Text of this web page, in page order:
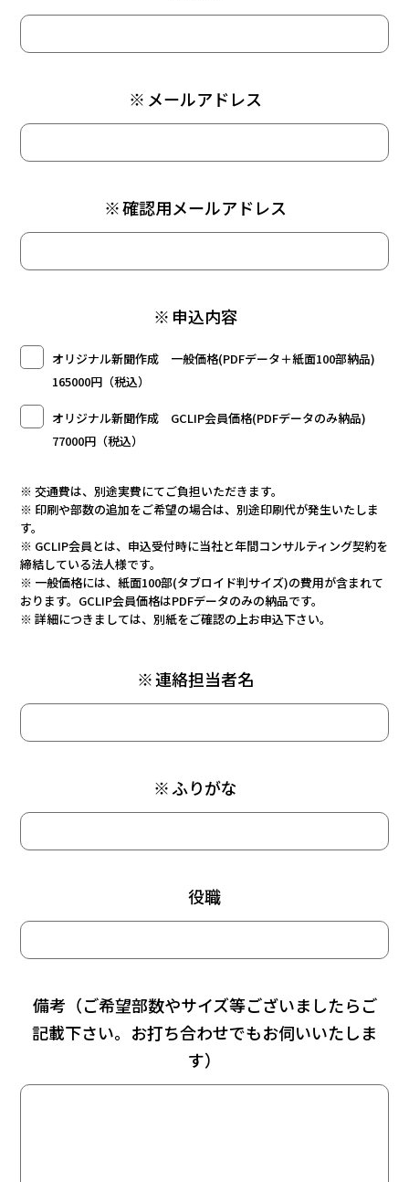
メールアドレス
※
確認用メールアドレス
※
申込内容
※
オリジナル新聞作成 一般価格(PDFデータ＋紙面100部納品)
165000円（税込）
オリジナル新聞作成 GCLIP会員価格(PDFデータのみ納品)
77000円（税込）
※ 交通費は、別途実費にてご負担いただきます。
※ 印刷や部数の追加をご希望の場合は、別途印刷代が発生いたしま
す。
※ GCLIP会員とは、申込受付時に当社と年間コンサルティング契約を
締結している法人様です。
※ 一般価格には、紙面100部(タブロイド判サイズ)の費用が含まれて
おります。GCLIP会員価格はPDFデータのみの納品です。
※ 詳細につきましては、別紙をご確認の上お申込下さい。
連絡担当者名
※
ふりがな
※
役職
備考（ご希望部数やサイズ等ございましたらご
記載下さい。お打ち合わせでもお伺いいたしま
す）